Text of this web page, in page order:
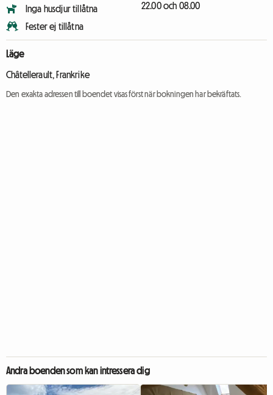
Inga husdjur tillåtna
Fester ej tillåtna
22.00 och 08.00
Läge
Châtellerault, Frankrike
Den exakta adressen till boendet visas först när bokningen har bekräftats.
Andra boenden som kan intressera dig